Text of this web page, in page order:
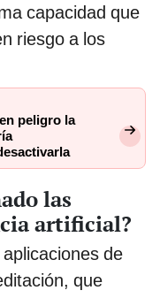
capacidad que
riesgo a los
peligro la
las
artificial?
de
que